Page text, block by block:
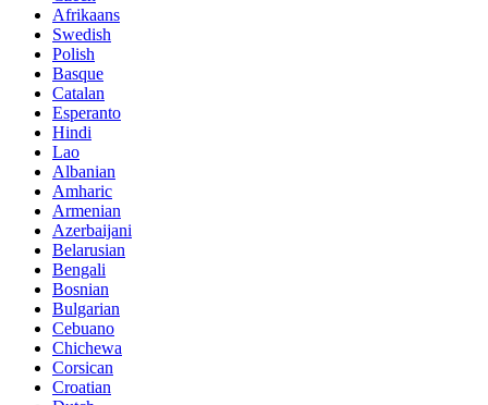
Afrikaans
Swedish
Polish
Basque
Catalan
Esperanto
Hindi
Lao
Albanian
Amharic
Armenian
Azerbaijani
Belarusian
Bengali
Bosnian
Bulgarian
Cebuano
Chichewa
Corsican
Croatian